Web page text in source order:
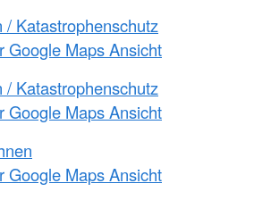
/ Katastrophenschutz
Google Maps Ansicht
/ Katastrophenschutz
Google Maps Ansicht
Google Maps Ansicht